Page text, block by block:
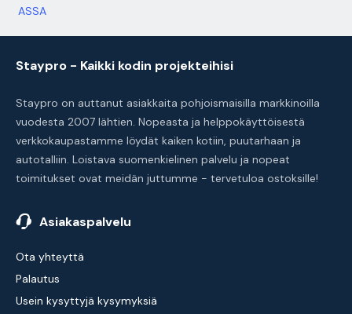
ASSA
Staypro - Kaikki kodin projekteihisi
Staypro on auttanut asiakkaita pohjoismaisilla markkinoilla
vuodesta 2007 lähtien. Nopeasta ja helppokäyttöisestä
verkkokaupastamme löydät kaiken kotiin, puutarhaan ja
autotalliin. Loistava suomenkielinen palvelu ja nopeat
toimitukset ovat meidän juttumme - tervetuloa ostoksille!
Asiakaspalvelu
Ota yhteyttä
Palautus
Usein kysyttyjä kysymyksiä